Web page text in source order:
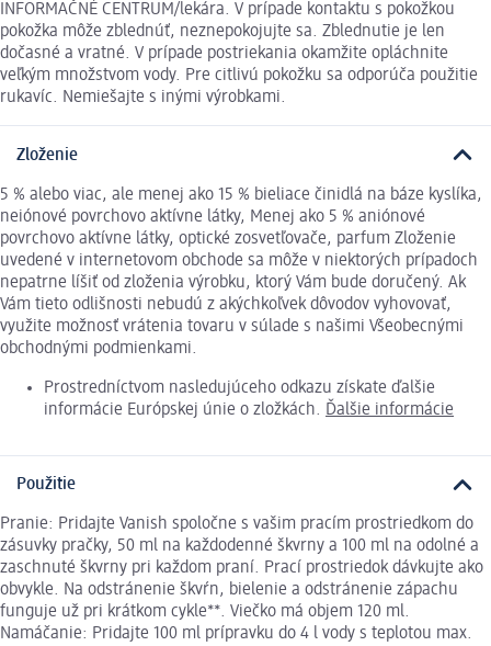
INFORMAČNÉ CENTRUM/lekára. V prípade kontaktu s pokožkou
pokožka môže zblednúť, neznepokojujte sa. Zblednutie je len
dočasné a vratné. V prípade postriekania okamžite opláchnite
veľkým množstvom vody. Pre citlivú pokožku sa odporúča použitie
rukavíc. Nemiešajte s inými výrobkami.
Zloženie
5 % alebo viac, ale menej ako 15 % bieliace činidlá na báze kyslíka,
neiónové povrchovo aktívne látky, Menej ako 5 % aniónové
povrchovo aktívne látky, optické zosvetľovače, parfum Zloženie
uvedené v internetovom obchode sa môže v niektorých prípadoch
nepatrne líšiť od zloženia výrobku, ktorý Vám bude doručený. Ak
Vám tieto odlišnosti nebudú z akýchkoľvek dôvodov vyhovovať,
využite možnosť vrátenia tovaru v súlade s našimi Všeobecnými
obchodnými podmienkami.
Prostredníctvom nasledujúceho odkazu získate ďalšie
informácie Európskej únie o zložkách. Ďalšie informácie
Použitie
Pranie: Pridajte Vanish spoločne s vašim pracím prostriedkom do
zásuvky pračky, 50 ml na každodenné škvrny a 100 ml na odolné a
zaschnuté škvrny pri každom praní. Prací prostriedok dávkujte ako
obvykle. Na odstránenie škvŕn, bielenie a odstránenie zápachu
funguje už pri krátkom cykle**. Viečko má objem 120 ml.
Namáčanie: Pridajte 100 ml prípravku do 4 l vody s teplotou max.